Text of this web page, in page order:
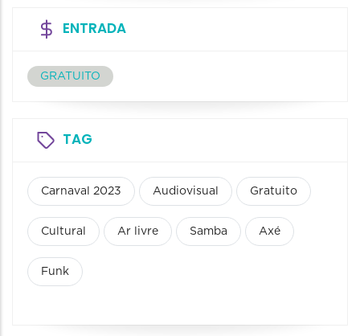
ENTRADA
GRATUITO
TAG
Carnaval 2023 Audiovisual Gratuito
Cultural Ar livre Samba Axé
Funk